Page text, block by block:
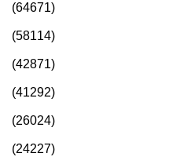
(64671)
(58114)
(42871)
(41292)
(26024)
(24227)